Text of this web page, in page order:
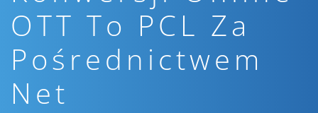
OTT To PCL Za
Pośrednictwem
Net